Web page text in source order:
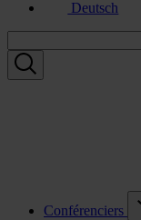
Deutsch
Conférenciers